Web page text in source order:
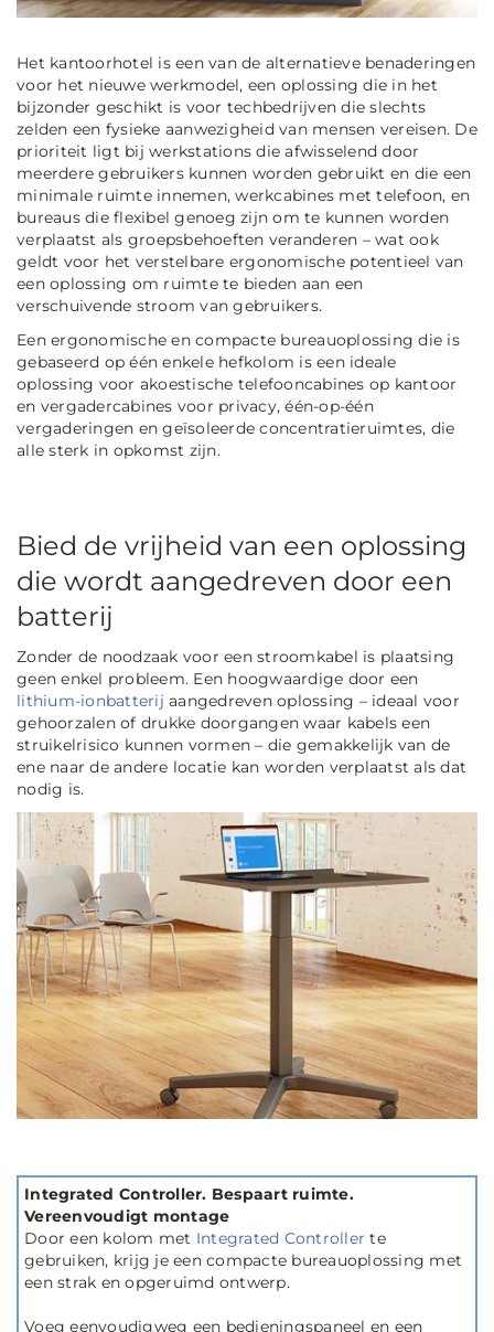
Het kantoorhotel is een van de alternatieve benaderingen
voor het nieuwe werkmodel, een oplossing die in het
bijzonder geschikt is voor techbedrijven die slechts
zelden een fysieke aanwezigheid van mensen vereisen. De
prioriteit ligt bij werkstations die afwisselend door
meerdere gebruikers kunnen worden gebruikt en die een
minimale ruimte innemen, werkcabines met telefoon, en
bureaus die flexibel genoeg zijn om te kunnen worden
verplaatst als groepsbehoeften veranderen – wat ook
geldt voor het verstelbare ergonomische potentieel van
een oplossing om ruimte te bieden aan een
verschuivende stroom van gebruikers.
Een ergonomische en compacte bureauoplossing die is
gebaseerd op één enkele hefkolom is een ideale
oplossing voor akoestische telefooncabines op kantoor
en vergadercabines voor privacy, één-op-één
vergaderingen en geïsoleerde concentratieruimtes, die
alle sterk in opkomst zijn.
Bied de vrijheid van een oplossing
die wordt aangedreven door een
batterij
Zonder de noodzaak voor een stroomkabel is plaatsing
geen enkel probleem. Een hoogwaardige door een
lithium-ionbatterij aangedreven oplossing – ideaal voor
gehoorzalen of drukke doorgangen waar kabels een
struikelrisico kunnen vormen – die gemakkelijk van de
ene naar de andere locatie kan worden verplaatst als dat
nodig is.
Integrated Controller. Bespaart ruimte.
Vereenvoudigt montage
Door een kolom met Integrated Controller te
gebruiken, krijg je een compacte bureauoplossing met
een strak en opgeruimd ontwerp.
Voeg eenvoudigweg een bedieningspaneel en een